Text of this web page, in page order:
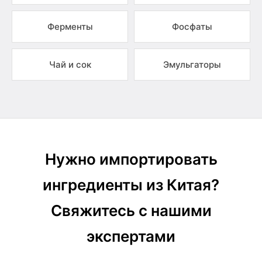
Ферменты Фосфаты
Чай и сок Эмульгаторы
Нужно импортировать
ингредиенты из Китая?
Свяжитесь с нашими
экспертами